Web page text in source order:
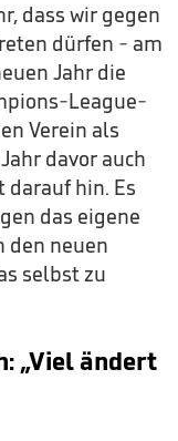
dass wir gegen
dürfen - am
Jahr die
League-
Verein als
davor auch
darauf hin. Es
das eigene
den neuen
selbst zu
„Viel ändert